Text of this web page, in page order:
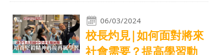
06/03/2024
校長灼見|如何面對將來
社會需要？提高學習動